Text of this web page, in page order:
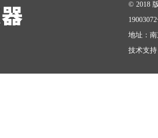
© 2018
地址：
技术支